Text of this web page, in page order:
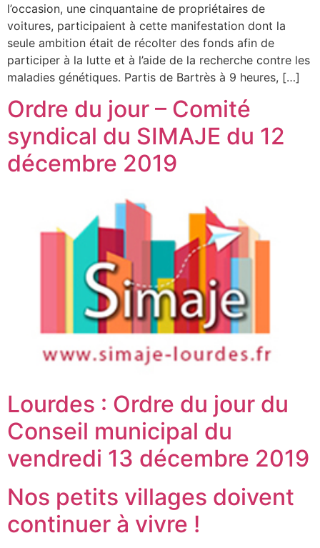
l’occasion, une cinquantaine de propriétaires de
voitures, participaient à cette manifestation dont la
seule ambition était de récolter des fonds afin de
participer à la lutte et à l’aide de la recherche contre les
maladies génétiques. Partis de Bartrès à 9 heures, […]
Ordre du jour – Comité
syndical du SIMAJE du 12
décembre 2019
Lourdes : Ordre du jour du
Conseil municipal du
vendredi 13 décembre 2019
Nos petits villages doivent
continuer à vivre !